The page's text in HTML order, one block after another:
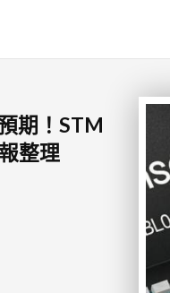
期！STM
整理